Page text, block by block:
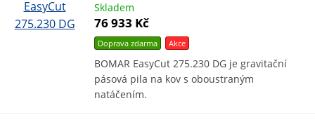
Skladem
76 933 Kč
Doprava zdarma Akce
BOMAR EasyCut 275.230 DG je gravitační
pásová pila na kov s oboustraným
natáčením.